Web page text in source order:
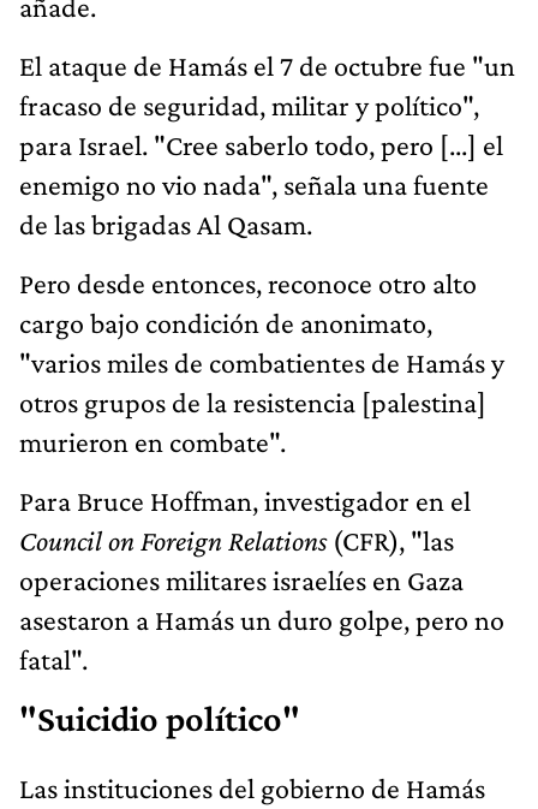
añade.
El ataque de Hamás el 7 de octubre fue "un
fracaso de seguridad, militar y político",
para Israel. "Cree saberlo todo, pero [...] el
enemigo no vio nada", señala una fuente
de las brigadas Al Qasam.
Pero desde entonces, reconoce otro alto
cargo bajo condición de anonimato,
"varios miles de combatientes de Hamás y
otros grupos de la resistencia [palestina]
murieron en combate".
Para Bruce Hoffman, investigador en el
Council on Foreign Relations(CFR), "las
operaciones militares israelíes en Gaza
asestaron a Hamás un duro golpe, pero no
fatal".
"Suicidio político"
Las instituciones del gobierno de Hamás